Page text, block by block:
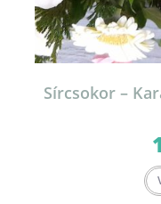
Sírcsokor –